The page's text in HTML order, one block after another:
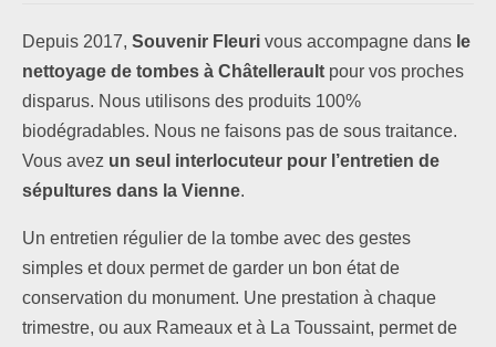
Les compositions
Lieux d’intervention
Depuis 2017, Souvenir Fleuri vous accompagne dans le
nettoyage de tombes à Châtellerault pour vos proches
disparus. Nous utilisons des produits 100%
biodégradables. Nous ne faisons pas de sous traitance.
Vous avez un seul interlocuteur pour l’entretien de
sépultures dans la Vienne.
Un entretien régulier de la tombe avec des gestes
simples et doux permet de garder un bon état de
conservation du monument. Une prestation à chaque
trimestre, ou aux Rameaux et à La Toussaint, permet de